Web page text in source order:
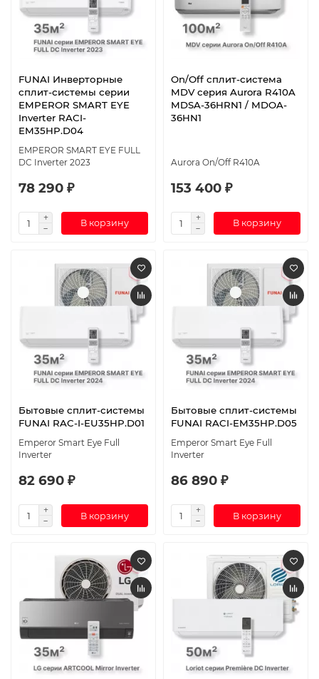
FUNAI Инверторные
сплит-системы серии
EMPEROR SMART EYE
Inverter RACI-
EM35HP.D04
EMPEROR SMART EYE FULL
DC Inverter 2023
78 290 ₽
В корзину
On/Off сплит-система
MDV серия Aurora R410A
MDSA-36HRN1 / MDOA-
36HN1
Aurora On/Off R410A
153 400 ₽
В корзину
Бытовые сплит-системы
FUNAI RAC-I-EU35HP.D01
Emperor Smart Eye Full
Inverter
82 690 ₽
В корзину
Бытовые сплит-системы
FUNAI RACI-EM35HP.D05
Emperor Smart Eye Full
Inverter
86 890 ₽
В корзину